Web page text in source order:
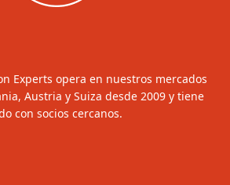
Experts opera en nuestros mercados
Austria y Suiza desde 2009 y tiene
con socios cercanos.